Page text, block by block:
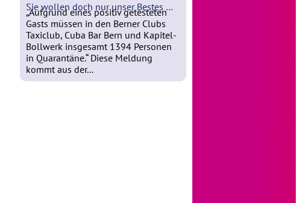
Sie wollen doch nur unser Bestes …
„Aufgrund eines positiv getesteten
Gasts müssen in den Berner Clubs
Taxiclub, Cuba Bar Bern und Kapitel-
Bollwerk insgesamt 1394 Personen
in Quarantäne.“ Diese Meldung
kommt aus der...